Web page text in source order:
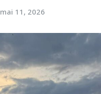
mai 11, 2026